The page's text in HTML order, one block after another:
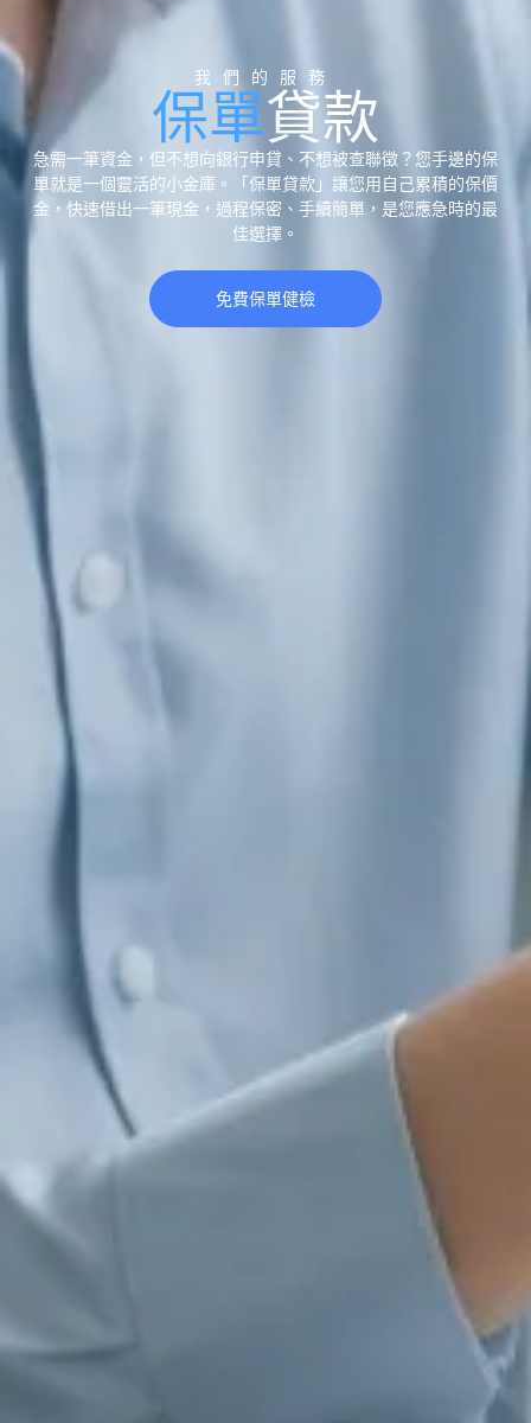
我們的服務
保單貸款
急需一筆資金，但不想向銀行申貸、不想被查聯徵？您手邊的保
單就是一個靈活的小金庫。「保單貸款」讓您用自己累積的保價
金，快速借出一筆現金，過程保密、手續簡單，是您應急時的最
佳選擇。
免費保單健檢